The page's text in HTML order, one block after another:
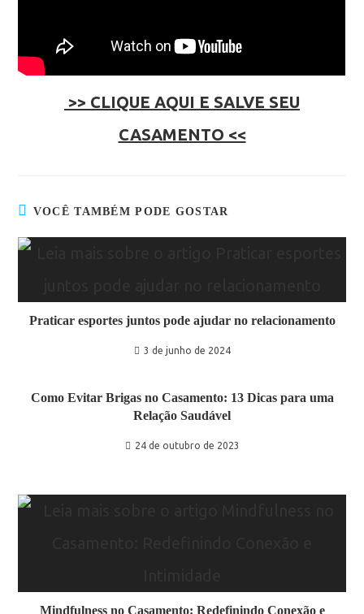
>> CLIQUE AQUI E SALVE SEU
CASAMENTO <<
VOCÊ TAMBÉM PODE GOSTAR
Praticar esportes juntos pode ajudar no relacionamento
3 de junho de 2024
Como Evitar Brigas no Casamento: 13 Dicas para uma
Relação Saudável
24 de outubro de 2023
Mindfulness no Casamento: Redefinindo Conexão e